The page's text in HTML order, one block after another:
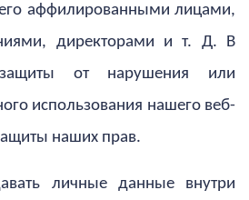
аффилированными лицами,
директорами и т. Д. В
от нарушения или
использования нашего веб-
наших прав.
личные данные внутри